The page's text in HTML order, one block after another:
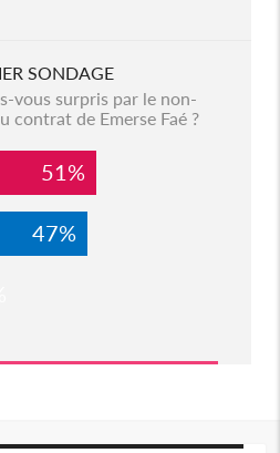
SONDAGE
vous surpris par le non-
contrat de Emerse Faé ?
51%
47%